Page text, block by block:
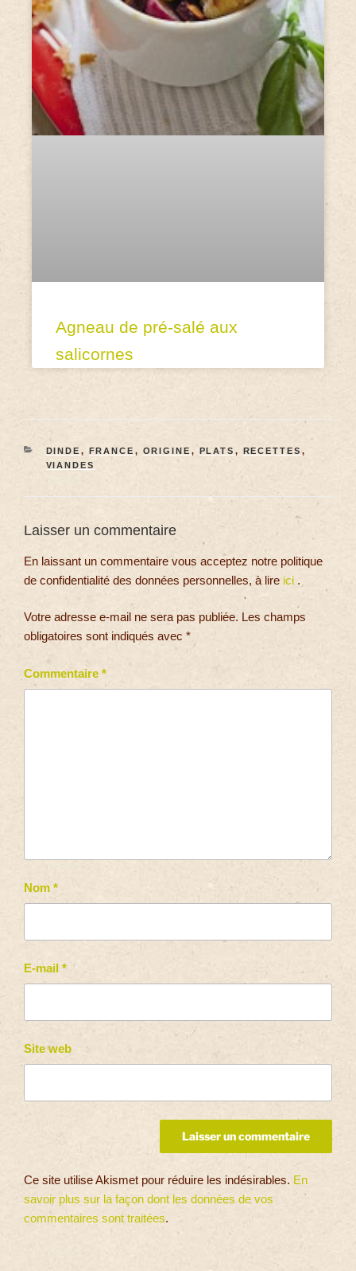
Agneau de pré-salé aux
salicornes
DINDE , FRANCE , ORIGINE , PLATS , RECETTES ,
VIANDES
Laisser un commentaire
En laissant un commentaire vous acceptez notre politique
de confidentialité des données personnelles, à lire ici .
Votre adresse e-mail ne sera pas publiée. Les champs
obligatoires sont indiqués avec *
Commentaire *
Nom *
E-mail *
Site web
Ce site utilise Akismet pour réduire les indésirables. En
savoir plus sur la façon dont les données de vos
commentaires sont traitées.